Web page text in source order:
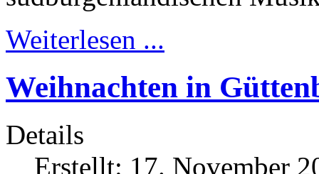
Weiterlesen ...
Weihnachten in
Details
Erstellt: 17. November